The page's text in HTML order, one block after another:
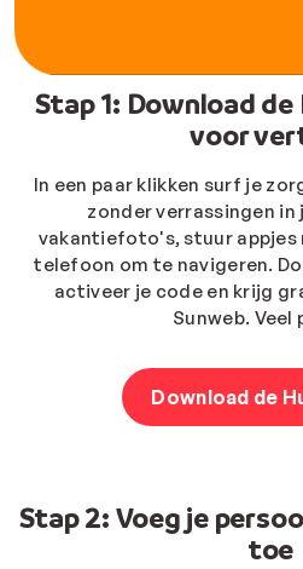
Stap 1: Download de
voor
In een paar klikken surf je
zonder verrassingen in
vakantiefoto's, stuur appjes
telefoon om te navigeren.
activeer je code en krijg
Sunweb. Veel
Download de
Stap 2: Voeg je
toe